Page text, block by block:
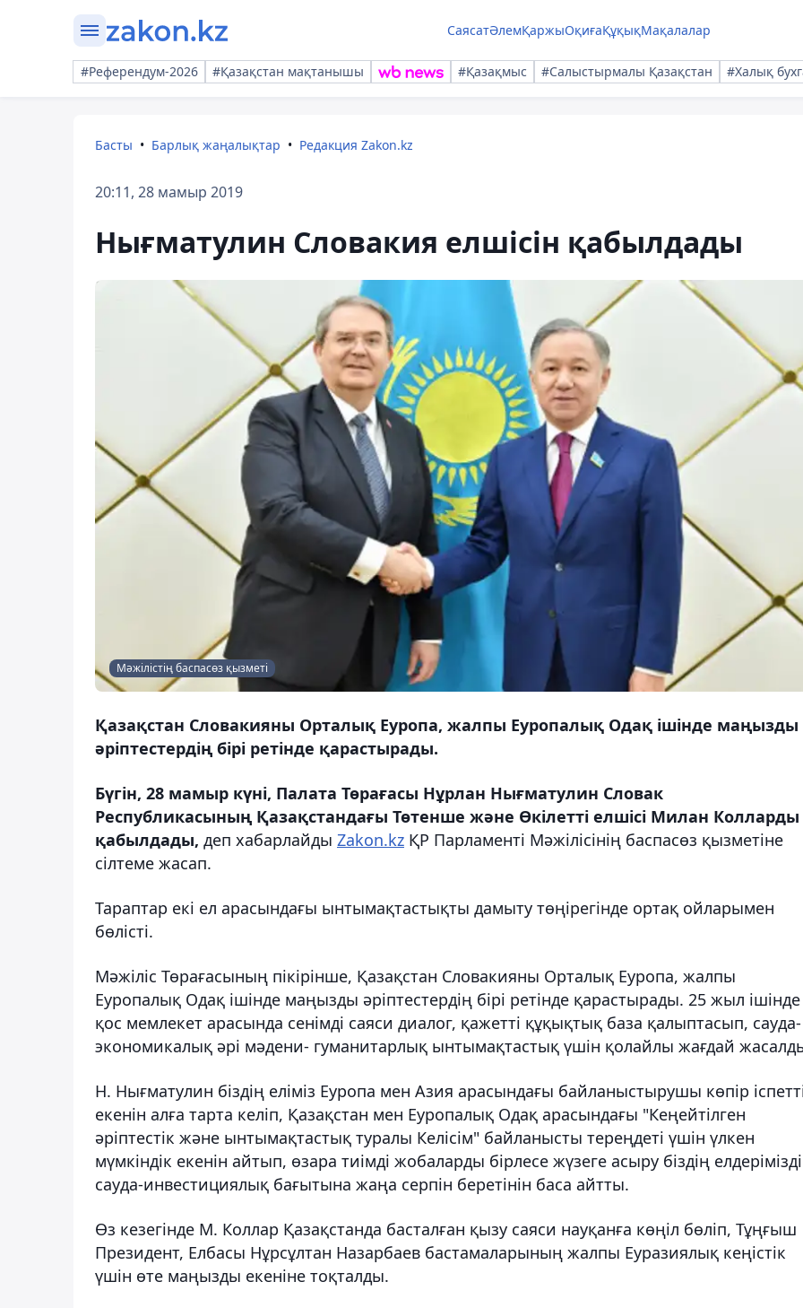
СаясатӘлемҚаржыОқиғаҚұқықМақалалар
#Референдум-2026 #Қазақстан мақтанышы #Қазақмыс #Салыстырмалы Қазақстан #Халық
Басты Барлық жаңалықтар Редакция Zakon.kz
20:11, 28 мамыр 2019
Нығматулин Словакия елшісін қабылдады
Мәжілістің баспасөз қызметі
Қазақстан Словакияны Орталық Еуропа, жалпы Еуропалық Одақ ішінде маңызды
әріптестердің бірі ретінде қарастырады.
Бүгін, 28 мамыр күні, Палата Төрағасы Нұрлан Нығматулин Словак
Республикасының Қазақстандағы Төтенше және Өкілетті елшісі Милан Колларды
қабылдады, деп хабарлайды Zakon.kz ҚР Парламенті Мәжілісінің баспасөз қызметіне
сілтеме жасап.
Тараптар екі ел арасындағы ынтымақтастықты дамыту төңірегінде ортақ ойларымен
бөлісті.
Мәжіліс Төрағасының пікірінше, Қазақстан Словакияны Орталық Еуропа, жалпы
Еуропалық Одақ ішінде маңызды әріптестердің бірі ретінде қарастырады. 25 жыл ішінде
қос мемлекет арасында сенімді саяси диалог, қажетті құқықтық база қалыптасып, сауда-
экономикалық әрі мәдени- гуманитарлық ынтымақтастық үшін қолайлы жағдай
Н. Нығматулин біздің еліміз Еуропа мен Азия арасындағы байланыстырушы көпір
екенін алға тарта келіп, Қазақстан мен Еуропалық Одақ арасындағы "Кеңейтілген
әріптестік және ынтымақтастық туралы Келісім" байланысты тереңдеті үшін үлкен
мүмкіндік екенін айтып, өзара тиімді жобаларды бірлесе жүзеге асыру біздің
сауда-инвестициялық бағытына жаңа серпін беретінін баса айтты.
Өз кезегінде М. Коллар Қазақстанда басталған қызу саяси науқанға көңіл бөліп, Тұңғыш
Президент, Елбасы Нұрсұлтан Назарбаев бастамаларының жалпы Еуразиялық кеңістік
үшін өте маңызды екеніне тоқталды.